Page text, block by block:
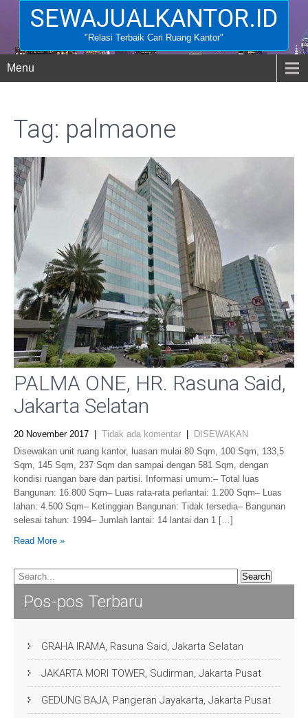
SEWAJUALKANTOR.ID
"Relasi Terbaik Cari Ruang Kantor"
Menu
Tag: palmaone
PALMA ONE, HR. Rasuna Said,
Jakarta Selatan
20 November 2017 Tidak ada komentar
DISEWAKAN
Disewakan unit ruang kantor, luasan mulai 80 Sqm, 100 Sqm, 133,5
Sqm, 145 Sqm, 237 Sqm dan sampai dengan 581 Sqm, dengan
kondisi ruangan bare dan partisi. Informasi umum:– Total luas
Bangunan: 16.800 Sqm– Luas rata-rata perlantai: 1.200 Sqm– Luas
lahan: 4.500 Sqm– Ketinggian Bangunan: Tidak tersedia– Bangunan
selesai tahun: 1994– Jumlah lantai: 14 lantai dan 1 […]
Read More »
Pos-pos Terbaru
GRAHA IRAMA, Rasuna Said, Jakarta Selatan
JAKARTA MORI TOWER, Sudirman, Jakarta Pusat
GEDUNG BAJA, Pangeran Jayakarta, Jakarta Pusat